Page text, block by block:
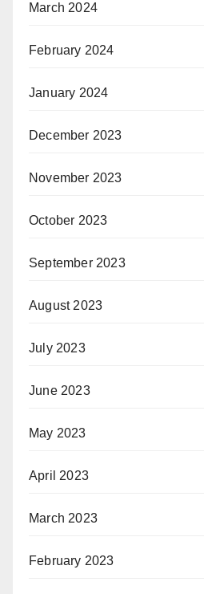
March 2024
February 2024
January 2024
December 2023
November 2023
October 2023
September 2023
August 2023
July 2023
June 2023
May 2023
April 2023
March 2023
February 2023